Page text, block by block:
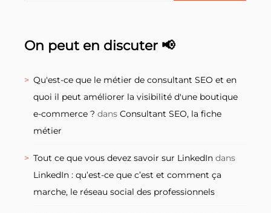
On peut en discuter 📢
Qu'est-ce que le métier de consultant SEO et en
quoi il peut améliorer la visibilité d'une boutique
e-commerce ? dans Consultant SEO, la fiche
métier
Tout ce que vous devez savoir sur LinkedIn dans
LinkedIn : qu’est-ce que c’est et comment ça
marche, le réseau social des professionnels